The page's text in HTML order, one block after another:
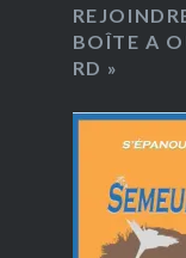
BOÎTE A
RD »